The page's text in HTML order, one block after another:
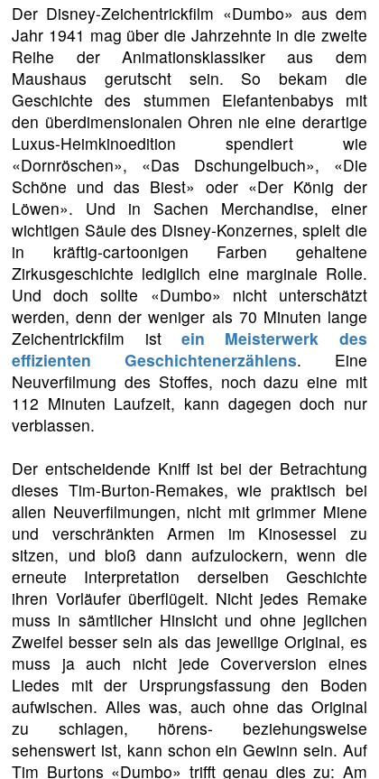
Der Disney-Zeichentrickfilm «Dumbo» aus dem
Jahr 1941 mag über die Jahrzehnte in die zweite
Reihe der Animationsklassiker aus dem
Maushaus gerutscht sein. So bekam die
Geschichte des stummen Elefantenbabys mit
den überdimensionalen Ohren nie eine derartige
Luxus-Heimkinoedition spendiert wie
«Dornröschen», «Das Dschungelbuch», «Die
Schöne und das Biest» oder «Der König der
Löwen». Und in Sachen Merchandise, einer
wichtigen Säule des Disney-Konzernes, spielt die
in kräftig-cartoonigen Farben gehaltene
Zirkusgeschichte lediglich eine marginale Rolle.
Und doch sollte «Dumbo» nicht unterschätzt
werden, denn der weniger als 70 Minuten lange
Zeichentrickfilm ist ein Meisterwerk des
effizienten Geschichtenerzählens. Eine
Neuverfilmung des Stoffes, noch dazu eine mit
112 Minuten Laufzeit, kann dagegen doch nur
verblassen.
Der entscheidende Kniff ist bei der Betrachtung
dieses Tim-Burton-Remakes, wie praktisch bei
allen Neuverfilmungen, nicht mit grimmer Miene
und verschränkten Armen im Kinosessel zu
sitzen, und bloß dann aufzulockern, wenn die
erneute Interpretation derselben Geschichte
ihren Vorläufer überflügelt. Nicht jedes Remake
muss in sämtlicher Hinsicht und ohne jeglichen
Zweifel besser sein als das jeweilige Original, es
muss ja auch nicht jede Coverversion eines
Liedes mit der Ursprungsfassung den Boden
aufwischen. Alles was, auch ohne das Original
zu schlagen, hörens- beziehungsweise
sehenswert ist, kann schon ein Gewinn sein. Auf
Tim Burtons «Dumbo» trifft genau dies zu: Am